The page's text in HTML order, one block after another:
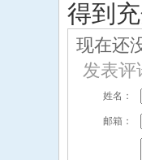
得到
现在还
发表评
姓名：
邮箱：